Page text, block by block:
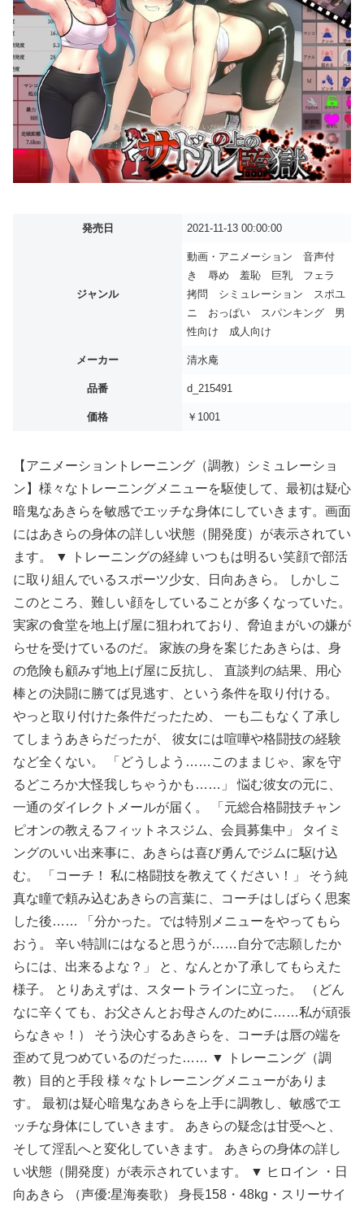
発売日 2021-11-13 00:00:00
ジャンル
動画・アニメーション 音声付
き 辱め 羞恥 巨乳 フェラ
拷問 シミュレーション スポユ
ニ おっぱい スパンキング 男
性向け 成人向け
メーカー 清水庵
品番 d_215491
価格 ￥1001
【アニメーショントレーニング（調教）シミュレーショ
ン】様々なトレーニングメニューを駆使して、最初は疑心
暗鬼なあきらを敏感でエッチな身体にしていきます。画面
にはあきらの身体の詳しい状態（開発度）が表示されてい
ます。 ▼ トレーニングの経緯 いつもは明るい笑顔で部活
に取り組んでいるスポーツ少女、日向あきら。 しかしこ
このところ、難しい顔をしていることが多くなっていた。
実家の食堂を地上げ屋に狙われており、脅迫まがいの嫌が
らせを受けているのだ。 家族の身を案じたあきらは、身
の危険も顧みず地上げ屋に反抗し、 直談判の結果、用心
棒との決闘に勝てば見逃す、という条件を取り付ける。
やっと取り付けた条件だったため、 一も二もなく了承し
てしまうあきらだったが、 彼女には喧嘩や格闘技の経験
など全くない。 「どうしよう……このままじゃ、家を守
るどころか大怪我しちゃうかも……」 悩む彼女の元に、
一通のダイレクトメールが届く。 「元総合格闘技チャン
ピオンの教えるフィットネスジム、会員募集中」 タイミ
ングのいい出来事に、あきらは喜び勇んでジムに駆け込
む。 「コーチ！ 私に格闘技を教えてください！」 そう純
真な瞳で頼み込むあきらの言葉に、コーチはしばらく思案
した後…… 「分かった。では特別メニューをやってもら
おう。 辛い特訓にはなると思うが……自分で志願したか
らには、出来るよな？」 と、なんとか了承してもらえた
様子。 とりあえずは、スタートラインに立った。 （どん
なに辛くても、お父さんとお母さんのために……私が頑張
らなきゃ！） そう決心するあきらを、コーチは唇の端を
歪めて見つめているのだった…… ▼ トレーニング（調
教）目的と手段 様々なトレーニングメニューがありま
す。 最初は疑心暗鬼なあきらを上手に調教し、敏感でエ
ッチな身体にしていきます。 あきらの疑念は甘受へと、
そして淫乱へと変化していきます。 あきらの身体の詳し
い状態（開発度）が表示されています。 ▼ ヒロイン ・日
向あきら （声優:星海奏歌） 身長158・48kg・スリーサイ